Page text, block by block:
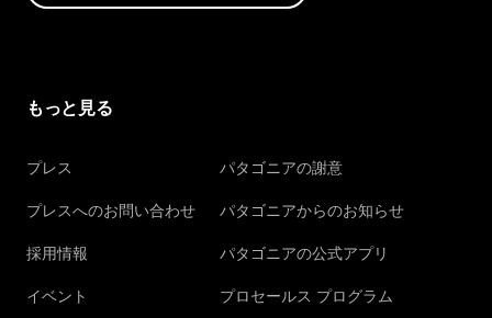
もっと見る
プレス
プレスへのお問い合わせ
採用情報
イベント
パタゴニアの謝意
パタゴニアからのお知らせ
パタゴニアの公式アプリ
プロセールス プログラム